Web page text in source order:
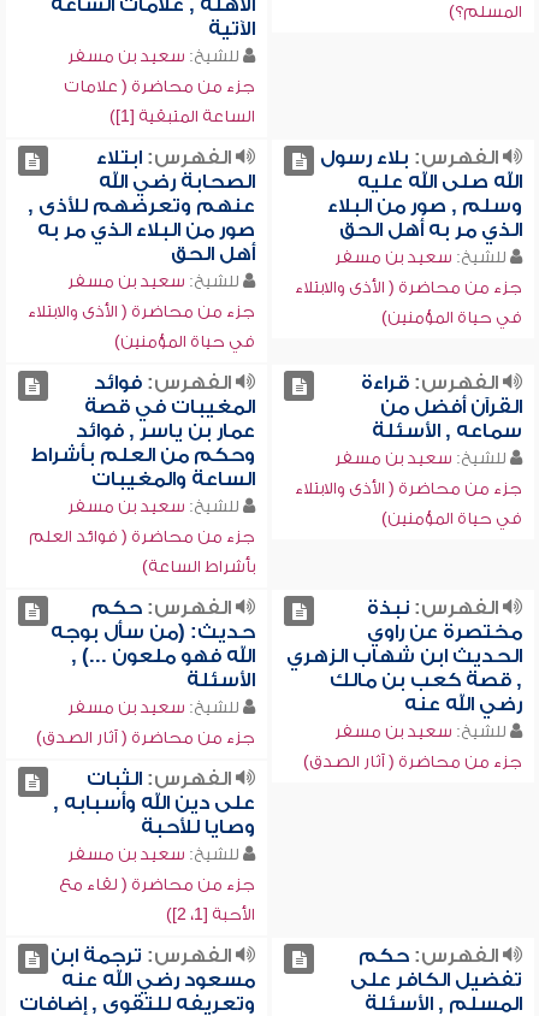
المسلم؟)
الأهلة , علامات الساعة
الآتية
للشيخ: سعيد بن مسفر
جزء من محاضرة ( علامات
الساعة المتبقية [1])
الفهرس: بلاء رسول
الله صلى الله عليه
وسلم , صور من البلاء
الذي مر به أهل الحق
للشيخ: سعيد بن مسفر
جزء من محاضرة ( الأذى والابتلاء
في حياة المؤمنين)
الفهرس:ابتلاء
الصحابة رضي الله
عنهم وتعرضهم للأذى ,
صور من البلاء الذي مر به
أهل الحق
للشيخ: سعيد بن مسفر
جزء من محاضرة ( الأذى والابتلاء
في حياة المؤمنين)
الفهرس:قراءة
القرآن أفضل من
سماعه , الأسئلة
للشيخ: سعيد بن مسفر
جزء من محاضرة ( الأذى والابتلاء
في حياة المؤمنين)
الفهرس:فوائد
المغيبات في قصة
عمار بن ياسر , فوائد
وحكم من العلم بأشراط
الساعة والمغيبات
للشيخ: سعيد بن مسفر
جزء من محاضرة ( فوائد العلم
بأشراط الساعة)
الفهرس:نبذة
مختصرة عن راوي
الحديث ابن شهاب الزهري
, قصة كعب بن مالك
رضي الله عنه
للشيخ: سعيد بن مسفر
جزء من محاضرة ( آثار الصدق)
الفهرس:حكم
حديث: (من سأل بوجه
الله فهو ملعون ...) ,
الأسئلة
للشيخ: سعيد بن مسفر
جزء من محاضرة ( آثار الصدق)
الفهرس:الثبات
على دين الله وأسبابه ,
وصايا للأحبة
للشيخ: سعيد بن مسفر
جزء من محاضرة ( لقاء مع
الأحبة [1، 2])
الفهرس:حكم
تفضيل الكافر على
المسلم , الأسئلة
الفهرس: ترجمة ابن
مسعود رضي الله عنه
وتعريفه للتقوى , إضافات